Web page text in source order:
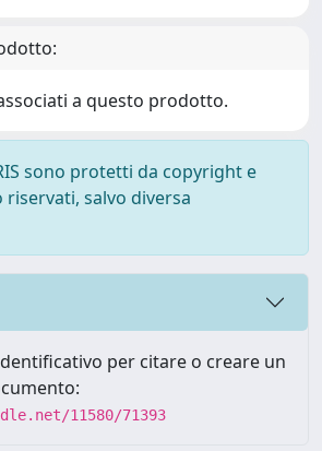
a questo prodotto.
sono protetti da copyright e
salvo diversa
per citare o creare un
11580/71393